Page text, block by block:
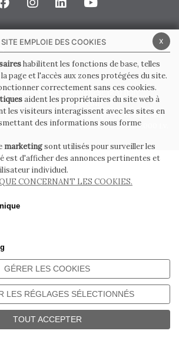
- 48014 Castel Bolognese (RA) Italy
Email: info@cerdomus.com
iscrizione al registro imprese di Ravenna
217992 - Capitale Sociale Euro 20.000.000 i.v.
x
EMPLOIE DES COOKIES
habilitent les fonctions de base, telles
page et l'accès aux zones protégées du site.
correctement sans ces cookies.
aident les propriétaires du site web à
les visiteurs interagissent avec les sites en
des informations sous forme
marketingsont utilisés pour surveiller les
est d'afficher des annonces pertinentes et
individuel.
CONCERNANT LES COOKIES.
GÉRER LES COOKIES
LES RÉGLAGES SÉLECTIONNÉS
TOUT ACCEPTER